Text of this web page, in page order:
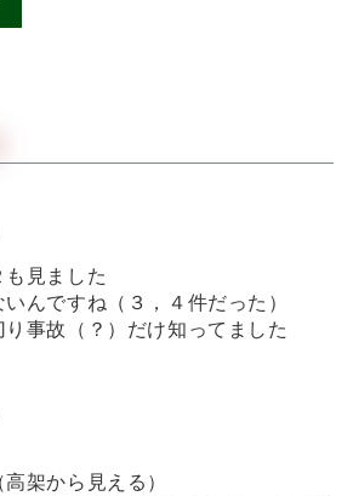
見ました
んですね（３，４件だった）
事故（？）だけ知ってました
架から見える）